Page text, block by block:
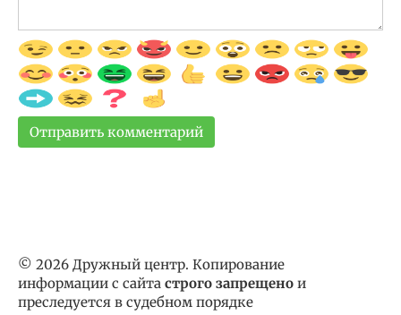
© 2026 Дружный центр. Копирование
информации с сайта строго запрещено и
преследуется в судебном порядке